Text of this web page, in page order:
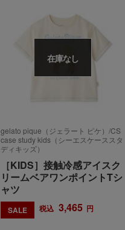
在庫なし
gelato pique（ジェラート ピケ）/CS
case study kids（シーエスケーススタ
ディキッズ）
［KIDS］接触冷感アイスク
リームベアワンポイントTシ
ャツ
SALE 税込 3,465 円